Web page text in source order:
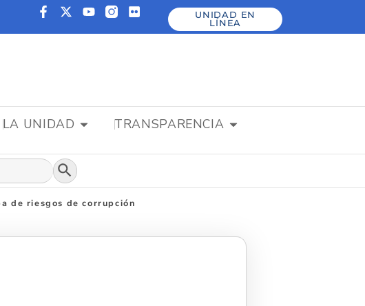
UNIDAD EN
LÍNEA
LA UNIDAD TRANSPARENCIA
Botón de búsqueda
de riesgos de corrupción